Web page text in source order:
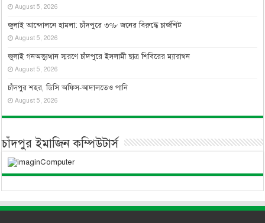
August 5, 2026
জুলাই আন্দোলনে হামলা: চাঁদপুরে ৩৭৮ জনের বিরুদ্ধে চার্জশিট
August 5, 2026
জুলাই গনঅভ্যুত্থান স্মরণে চাঁদপুরে ইসলামী ছাত্র শিবিরের ম্যারাথন
August 5, 2026
চাঁদপুর শহর, ডিসি অফিস-আদালতেও পানি
August 5, 2026
চাঁদপুর ইমাজিন কম্পিউটার্স